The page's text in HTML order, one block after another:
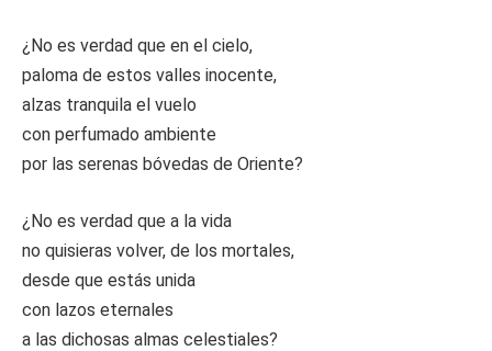
¿No es verdad que en el cielo,
paloma de estos valles inocente,
alzas tranquila el vuelo
con perfumado ambiente
por las serenas bóvedas de Oriente?
¿No es verdad que a la vida
no quisieras volver, de los mortales,
desde que estás unida
con lazos eternales
a las dichosas almas celestiales?